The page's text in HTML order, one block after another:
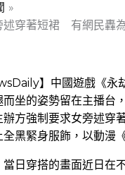
述穿著短裙 有網民轟
】中國遊戲《永
而坐的姿勢留在主播台
方強制要求女旁述穿
全黑緊身服飾，以動漫
當日穿搭的畫面近日在